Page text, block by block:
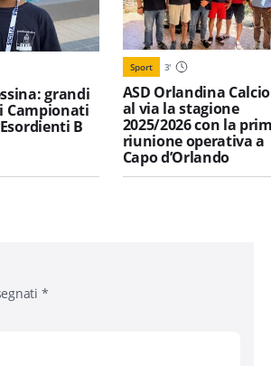
grandi
Campionati
B
Sport 3'
ASD Orlandina
al via la stagione
2025/2026 con la
riunione operativa a
Capo d’Orlando
*